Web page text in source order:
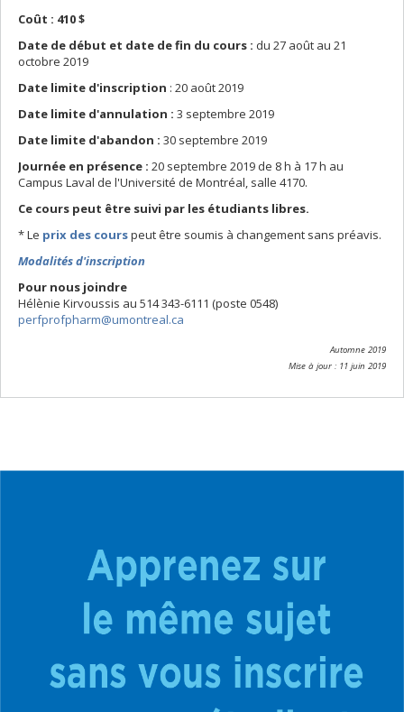
Coût : 410 $
Date de début et date de fin du cours : du 27 août au 21
octobre 2019
Date limite d'inscription : 20 août 2019
Date limite d'annulation : 3 septembre 2019
Date limite d'abandon : 30 septembre 2019
Journée en présence : 20 septembre 2019 de 8 h à 17 h au
Campus Laval de l'Université de Montréal, salle 4170.
Ce cours peut être suivi par les étudiants libres.
* Le prix des courspeut être soumis à changement sans préavis.
Modalités d'inscription
Pour nous joindre
Hélènie Kirvoussis au 514 343-6111 (poste 0548)
perfprofpharm@umontreal.ca
Automne 2019
Mise à jour : 11 juin 2019